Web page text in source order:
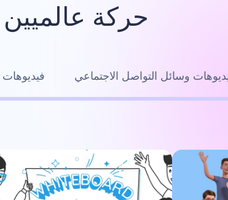
حركة عالميين
وسائل التواصل الاجتماعي فيديوهات